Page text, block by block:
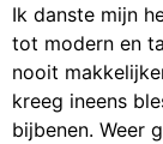
Ik danste mijn
tot modern en
nooit
kreeg ineens
bijbenen. Weer